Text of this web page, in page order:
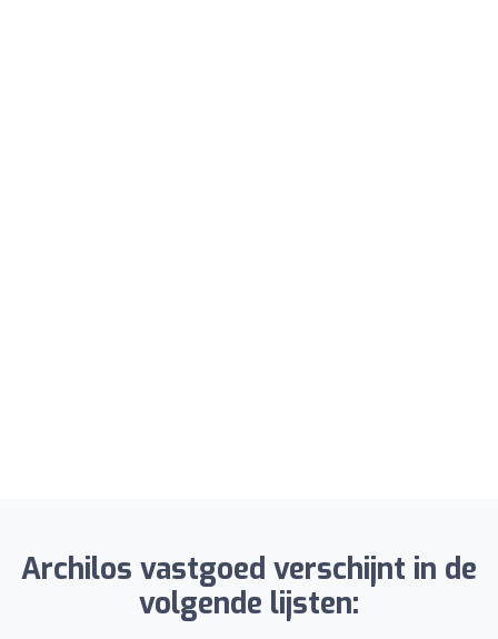
Archilos vastgoed verschijnt in de
volgende lijsten: